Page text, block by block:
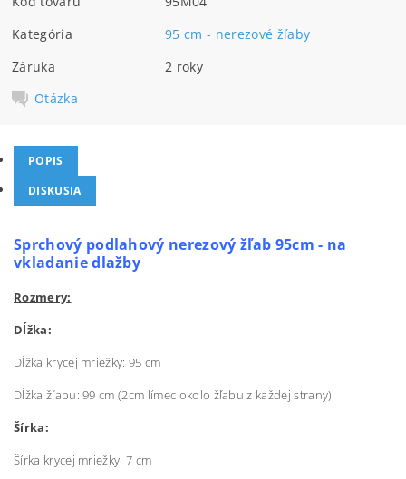
Kategória
95 cm - nerezové žľaby
Záruka
2 roky
Otázka
POPIS
DISKUSIA
Sprchový podlahový nerezový žľab 95cm - na
vkladanie dlažby
Rozmery:
Dĺžka:
Dĺžka krycej mriežky: 95 cm
Dĺžka žľabu: 99 cm (2cm límec okolo žľabu z každej strany)
Šírka:
Šírka krycej mriežky: 7 cm